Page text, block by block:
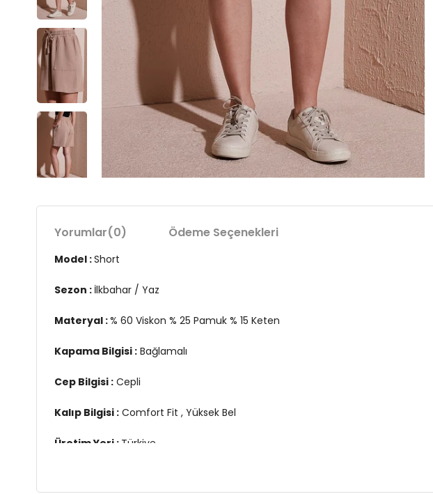
Yorumlar(0) Ödeme Seçenekleri
Model :Short
Sezon : İlkbahar / Yaz
Materyal :% 60 Viskon % 25 Pamuk % 15 Keten
Kapama Bilgisi : Bağlamalı
Cep Bilgisi : Cepli
Kalıp Bilgisi : Comfort Fit , Yüksek Bel
Üretim Yeri : Türkiye